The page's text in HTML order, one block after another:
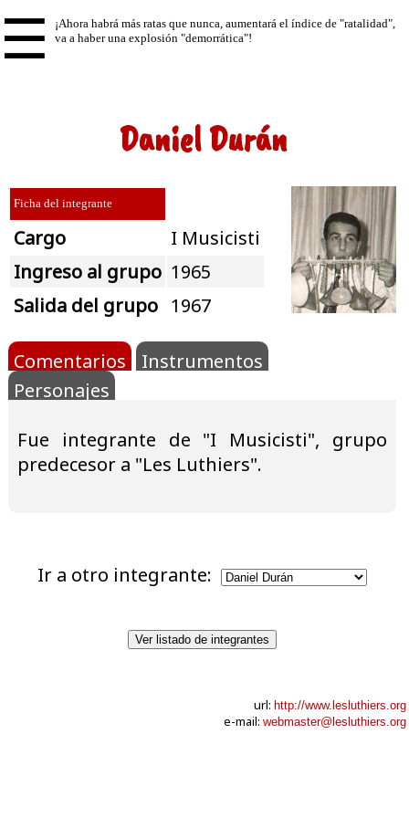
☰
Daniel Durán
Ficha del integrante
Cargo
I Musicisti
Ingreso al grupo 1965
Salida del grupo 1967
Comentarios
Instrumentos
Personajes
Fue integrante de "I Musicisti", grupo
predecesor a "Les Luthiers".
Ir a otro integrante:
Ver listado de integrantes
url: http://www.lesluthiers.org
e-mail: webmaster@lesluthiers.org